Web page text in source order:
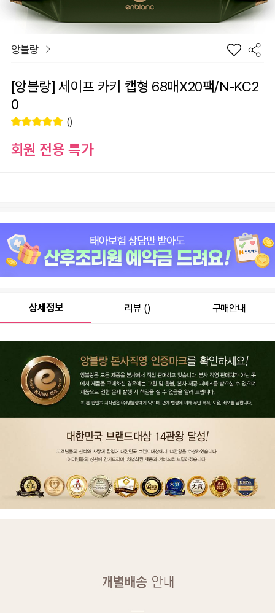
앙블랑
[앙블랑] 세이프 카키 캡형 68매X20팩/N-KC2
0
()
회원 전용 특가
36,900원
총 상품 금액 36,900원
바
니
선
하
기
상세정보 리뷰 () 구매안내